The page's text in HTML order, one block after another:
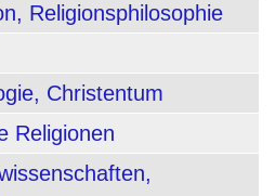
Religionsphilosophie
Christentum
Religionen